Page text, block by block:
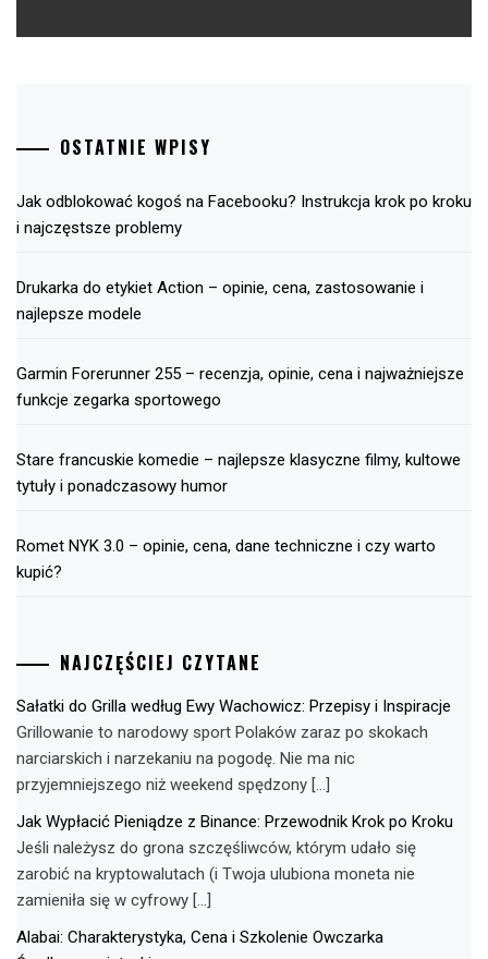
OSTATNIE WPISY
Jak odblokować kogoś na Facebooku? Instrukcja krok po kroku
i najczęstsze problemy
Drukarka do etykiet Action – opinie, cena, zastosowanie i
najlepsze modele
Garmin Forerunner 255 – recenzja, opinie, cena i najważniejsze
funkcje zegarka sportowego
Stare francuskie komedie – najlepsze klasyczne filmy, kultowe
tytuły i ponadczasowy humor
Romet NYK 3.0 – opinie, cena, dane techniczne i czy warto
kupić?
NAJCZĘŚCIEJ CZYTANE
Sałatki do Grilla według Ewy Wachowicz: Przepisy i Inspiracje
Grillowanie to narodowy sport Polaków zaraz po skokach
narciarskich i narzekaniu na pogodę. Nie ma nic
przyjemniejszego niż weekend spędzony […]
Jak Wypłacić Pieniądze z Binance: Przewodnik Krok po Kroku
Jeśli należysz do grona szczęśliwców, którym udało się
zarobić na kryptowalutach (i Twoja ulubiona moneta nie
zamieniła się w cyfrowy […]
Alabai: Charakterystyka, Cena i Szkolenie Owczarka